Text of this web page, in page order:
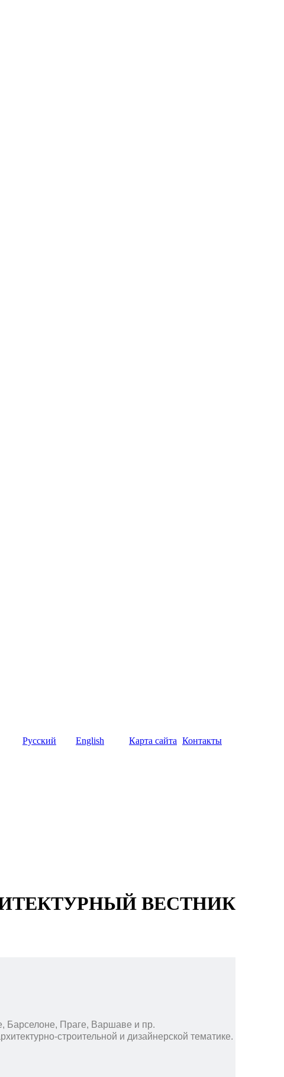
Русский English Карта сайта Контакты
ВЕСТНИК
Барселоне, Праге, Варшаве и пр.
строительной и дизайнерской тематике.